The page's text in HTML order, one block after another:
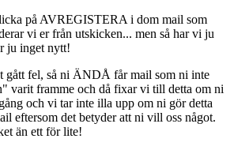
på AVREGISTERA i dom mail som
vi er från utskicken... men så har vi ju
ju inget nytt!
gått fel, så ni ÄNDÅ får mail som ni inte
varit framme och då fixar vi till detta om ni
och vi tar inte illa upp om ni gör detta
eftersom det betyder att ni vill oss något.
än ett för lite!